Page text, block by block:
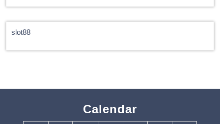
slot88
Calendar